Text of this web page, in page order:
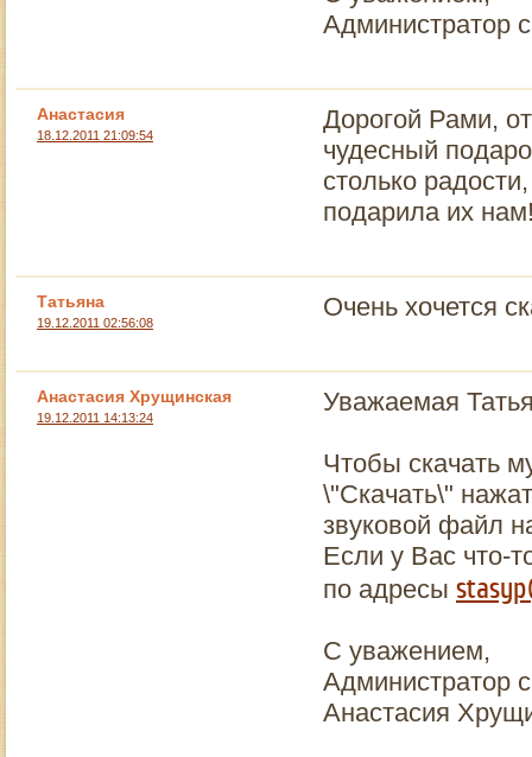
Администратор
Анастасия
18.12.2011 21:09:54
Дорогой Рами,
чудесный
столько
подарила их
Татьяна
19.12.2011 02:56:08
Очень хочется
Анастасия Хрущинская
19.12.2011 14:13:24
Уважаемая
Чтобы скачать
\"Скачать\"
звуковой файл
Если у Вас что-
по адресы
С уважением,
Администратор
Анастасия